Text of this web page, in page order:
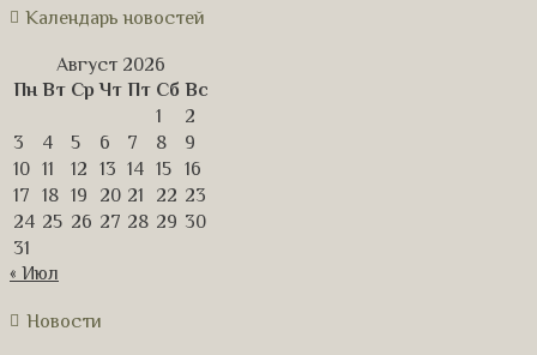
Календарь новостей
Август 2026
Пн Вт Ср Чт Пт Сб Вс
1
2
3
4 5 6 7 8
9
10 11 12 13 14 15
16
17
18 19 20 21 22 23
24 25 26 27 28 29 30
31
« Июл
Новости